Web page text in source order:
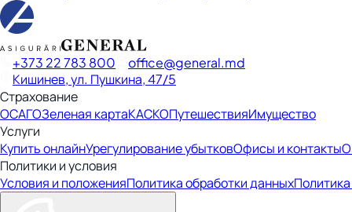
+373 22 783 800 office
general.md
Кишинев, ул. Пушкина, 47/5
Страхование
ОСАГОЗеленая картаКАСКОПутешествияИмущество
Услуги
Купить онлайнУрегулирование убытковОфисы и контактыО
Политики и условия
Условия и положенияПолитика обработки данных